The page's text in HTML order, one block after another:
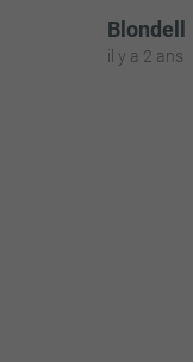
Blondell
il y a 2 ans